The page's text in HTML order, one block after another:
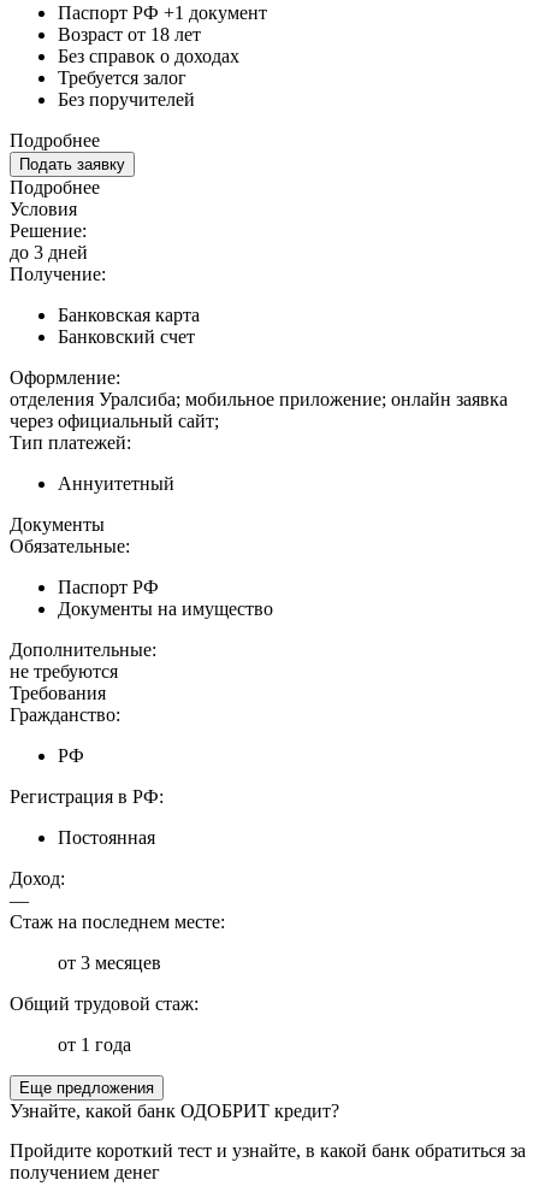
Паспорт РФ +1 документ
Возраст от 18 лет
Без справок о доходах
Требуется залог
Без поручителей
Подробнее
Подать заявку
Подробнее
Условия
Решение:
до 3 дней
Получение:
Банковская карта
Банковский счет
Оформление:
отделения Уралсиба; мобильное приложение; онлайн заявка
через официальный сайт;
Тип платежей:
Аннуитетный
Документы
Обязательные:
Паспорт РФ
Документы на имущество
Дополнительные:
не требуются
Требования
Гражданство:
РФ
Регистрация в РФ:
Постоянная
Доход:
—
Стаж на последнем месте:
от 3 месяцев
Общий трудовой стаж:
от 1 года
Еще предложения
Узнайте, какой банк ОДОБРИТ кредит?
Пройдите короткий тест и узнайте, в какой банк обратиться за
получением денег